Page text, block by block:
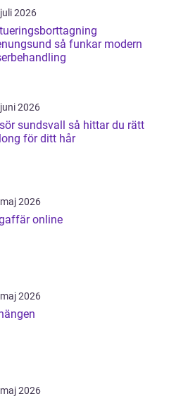
2026
så funkar modern
2026
sundsvall så hittar du rätt
för ditt hår
2026
online
2026
2026